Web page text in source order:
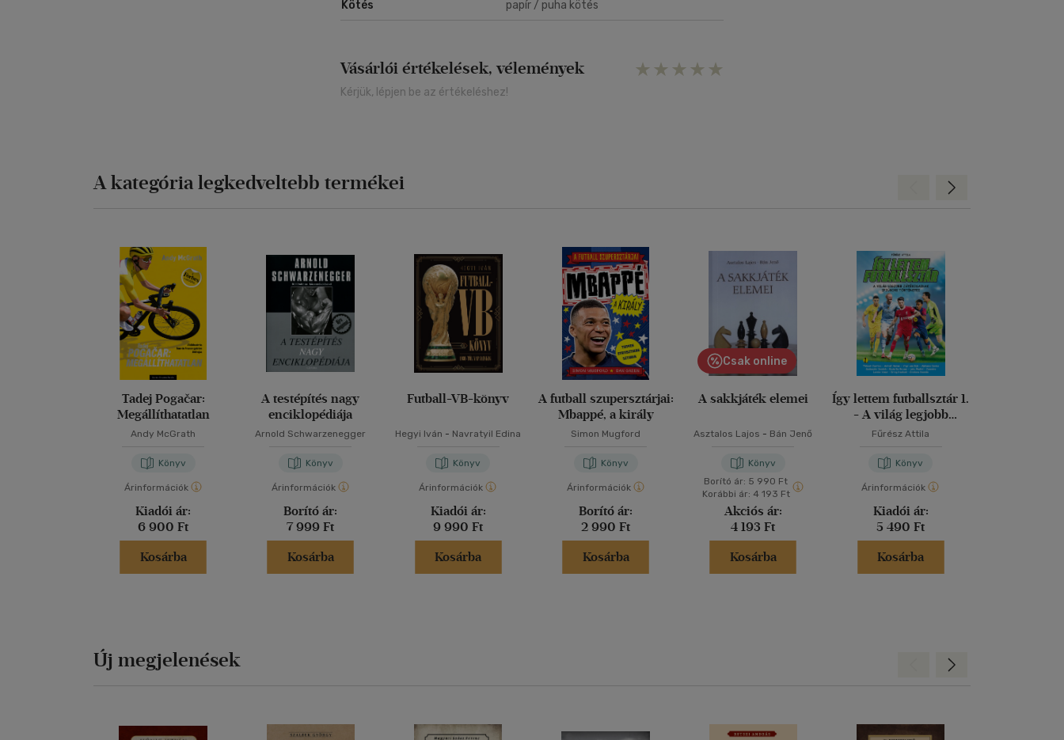
Kötés papír / puha kötés
Vásárlói értékelések, vélemények
Kérjük, lépjen be az értékeléshez!
A kategória legkedveltebb termékei
Tadej Pogačar:
Megállíthatatlan
Andy McGrath
Könyv
Árinformációk
Kiadói ár:
6 900 Ft
Kosárba
A testépítés nagy
enciklopédiája
Arnold Schwarzenegger
Könyv
Árinformációk
Borító ár:
7 999 Ft
Kosárba
Futball-VB-könyv
Hegyi Iván - Navratyil Edina
Könyv
Árinformációk
Kiadói ár:
9 990 Ft
Kosárba
A futball szupersztárjai:
Mbappé, a király
Simon Mugford
Könyv
Árinformációk
Borító ár:
2 990 Ft
Kosárba
Csak online
A sakkjáték elemei
Asztalos Lajos - Bán Jenő
Könyv
Borító ár: 5 990 Ft
Korábbi ár: 4 193 Ft
Akciós ár:
4 193 Ft
Kosárba
Így lettem futballsztár 1.
- A világ legjobb
játékosainak ifjúkori
Fűrész Attila
Könyv
Árinformációk
Kiadói ár:
5 490 Ft
Kosárba
Előre
Új megjelenések Előre